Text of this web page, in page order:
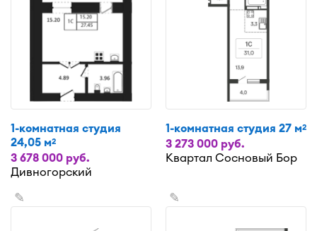
1-комнатная студия
24,05 м2
3 678 000 руб.
Дивногорский
1-комнатная студия 27 м2
3 273 000 руб.
Квартал Сосновый Бор
✎ ✎